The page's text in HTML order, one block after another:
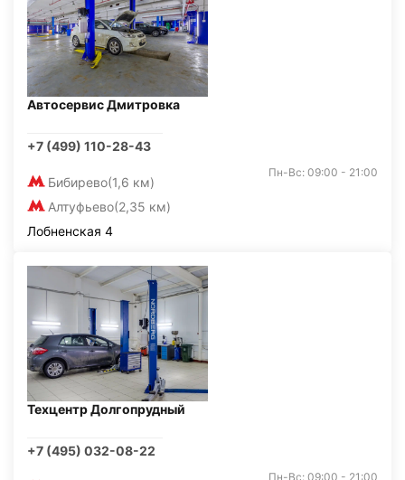
Автосервис Дмитровка
+7 (499) 110-28-43
Бибирево(1,6 км)
Алтуфьево(2,35 км)
Пн-Вс: 09:00 - 21:00
Лобненская 4
Техцентр Долгопрудный
+7 (495) 032-08-22
Пн-Вс: 09:00 - 21:00